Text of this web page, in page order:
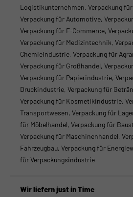
Logistikunternehmen, Verpackung
Verpackung für Automotive,
Verpackung für E-Commerce,
Verpackung für Medizintechnik,
Chemieindustrie, Verpackung für
Verpackung für Großhandel,
Verpackung für Papierindustrie,
Druckindustrie, Verpackung für
Verpackung für Kosmetikindustrie,
Transportwesen, Verpackung für
für Möbelhandel, Verpackung für
Verpackung für Maschinenhandel,
Fahrzeugbau, Verpackung für
für Verpackungsindustrie
Wir liefern just in Time